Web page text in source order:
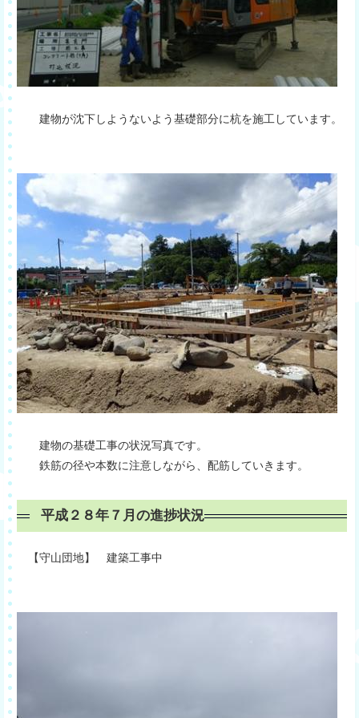
建物が沈下しようないよう基礎部分に杭を施工しています。
建物の基礎工事の状況写真です。
鉄筋の径や本数に注意しながら、配筋していきます。
平成２８年７月の進捗状況
【守山団地】 建築工事中